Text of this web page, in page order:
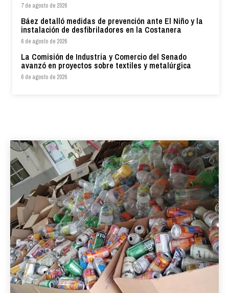
7 de agosto de 2026
Báez detalló medidas de prevención ante El Niño y la
instalación de desfibriladores en la Costanera
6 de agosto de 2026
La Comisión de Industria y Comercio del Senado
avanzó en proyectos sobre textiles y metalúrgica
6 de agosto de 2026